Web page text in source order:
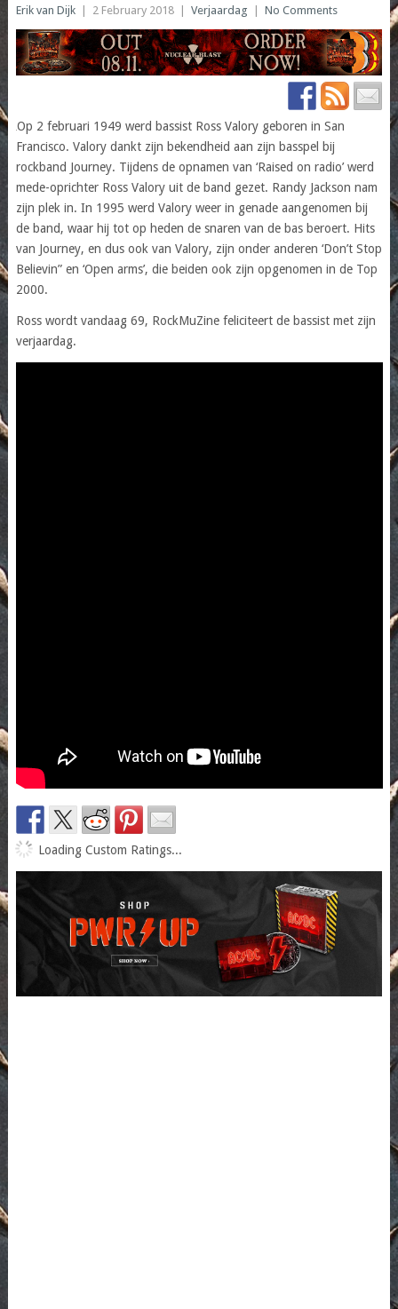
Erik van Dijk 2 February 2018 Verjaardag No Comments
Op 2 februari 1949 werd bassist Ross Valory geboren in San
Francisco. Valory dankt zijn bekendheid aan zijn basspel bij
rockband Journey. Tijdens de opnamen van ‘Raised on radio’ werd
mede-oprichter Ross Valory uit de band gezet. Randy Jackson nam
zijn plek in. In 1995 werd Valory weer in genade aangenomen bij
de band, waar hij tot op heden de snaren van de bas beroert. Hits
van Journey, en dus ook van Valory, zijn onder anderen ‘Don’t Stop
Believin” en ‘Open arms’, die beiden ook zijn opgenomen in de Top
2000.
Ross wordt vandaag 69, RockMuZine feliciteert de bassist met zijn
verjaardag.
Loading Custom Ratings...